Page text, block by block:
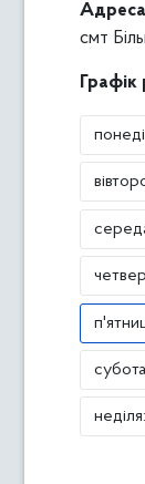
смт
четвер
субота
неділя: